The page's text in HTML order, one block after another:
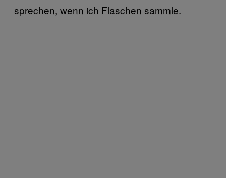
sprechen, wenn ich Flaschen sammle.